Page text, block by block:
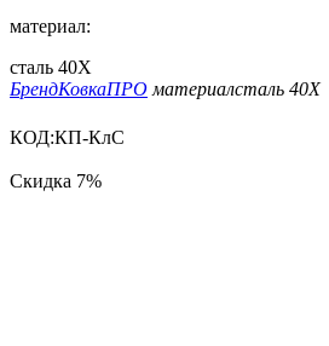
материал:
сталь 40Х
БрендКовкаПРО материалсталь 40Х
КОД:КП-КлС
Скидка 7%